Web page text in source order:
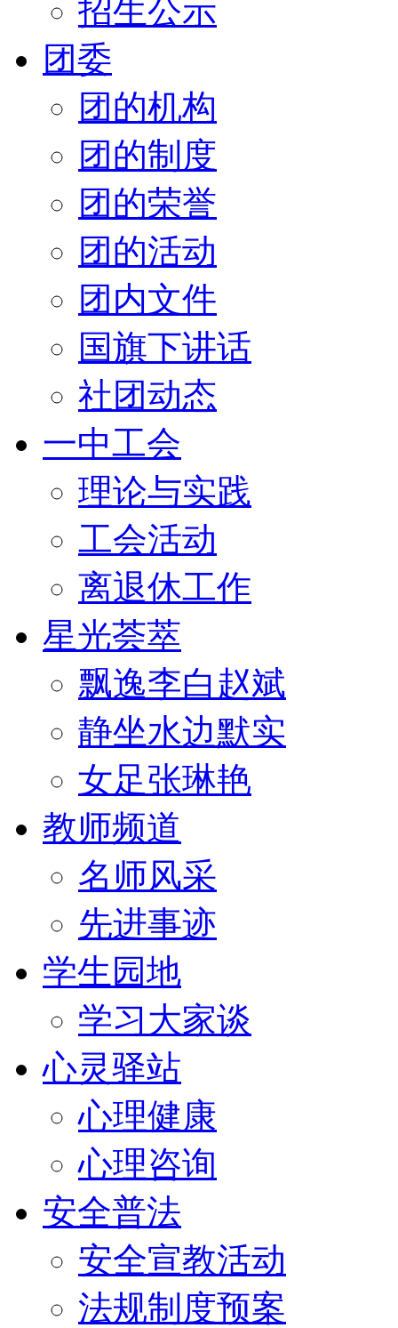
招生公示
团委
团的机构
团的制度
团的荣誉
团的活动
团内文件
国旗下讲话
社团动态
一中工会
理论与实践
工会活动
离退休工作
星光荟萃
飘逸李白赵斌
静坐水边默实
女足张琳艳
教师频道
名师风采
先进事迹
学生园地
学习大家谈
心灵驿站
心理健康
心理咨询
安全普法
安全宣教活动
法规制度预案